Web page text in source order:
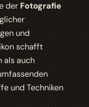
derFotografie
und
schafft
als auch
und Techniken